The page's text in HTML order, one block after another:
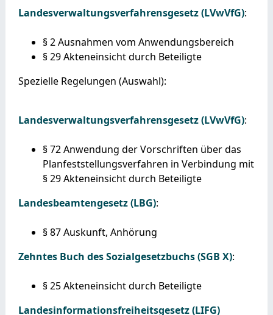
Landesverwaltungsverfahrensgesetz (LVwVfG):
§ 2Ausnahmen vom Anwendungsbereich
§ 29Akteneinsicht durch Beteiligte
Spezielle Regelungen (Auswahl):
Landesverwaltungsverfahrensgesetz (LVwVfG):
§ 72 Anwendung der Vorschriften über das
Planfeststellungsverfahren in Verbindung mit
§ 29 Akteneinsicht durch Beteiligte
Landesbeamtengesetz (LBG):
§ 87Auskunft, Anhörung
Zehntes Buch des Sozialgesetzbuchs (SGB X):
§ 25Akteneinsicht durch Beteiligte
Landesinformationsfreiheitsgesetz (LIFG)